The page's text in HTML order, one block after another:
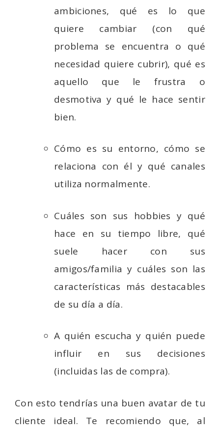
ambiciones, qué es lo que
quiere cambiar (con qué
problema se encuentra o qué
necesidad quiere cubrir), qué es
aquello que le frustra o
desmotiva y qué le hace sentir
bien.
Cómo es su entorno, cómo se
relaciona con él y qué canales
utiliza normalmente.
Cuáles son sus hobbies y qué
hace en su tiempo libre, qué
suele hacer con sus
amigos/familia y cuáles son las
características más destacables
de su día a día.
A quién escucha y quién puede
influir en sus decisiones
(incluidas las de compra).
Con esto tendrías una buen avatar de tu
cliente ideal. Te recomiendo que, al